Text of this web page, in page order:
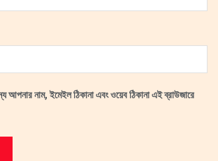
আপনার নাম, ইমেইল ঠিকানা এবং ওয়েব ঠিকানা এই ব্রাউজারে